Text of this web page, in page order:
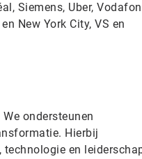
Siemens, Uber,
New York City, VS en
ondersteunen
Hierbij
technologie en